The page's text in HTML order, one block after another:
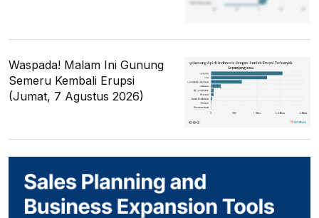
Waspada! Malam Ini Gunung
Semeru Kembali Erupsi
(Jumat, 7 Agustus 2026)